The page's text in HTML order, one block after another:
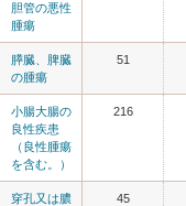
胆管の悪性
腫瘍
膵臓、脾臓
の腫瘍
51
小腸大腸の
良性疾患
（良性腫瘍
を含む。）
216
穿孔又は膿
45